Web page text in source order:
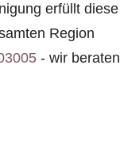
erfüllt diese
Region
- wir beraten